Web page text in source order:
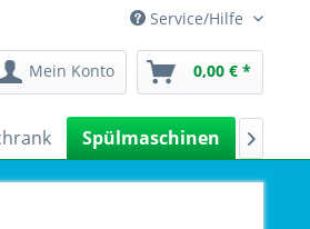
Service/Hilfe
Mein Konto 0,00 € *
Spülmaschinen 